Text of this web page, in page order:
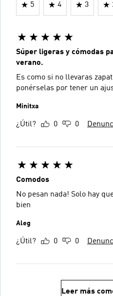
5 4 3
Súper ligeras y cómodas
verano.
Es como si no llevaras
ponérselas por tener un
Minitxa
¿Útil? 0 0
Comodos
No pesan nada! Solo hay
bien
Aleg
¿Útil? 0 0
Leer más